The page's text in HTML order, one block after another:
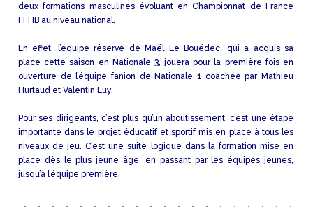
deux formations masculines évoluant en Championnat de France
FFHB au niveau national.
En effet, l’équipe réserve de Maël Le Bouëdec, qui a acquis sa
place cette saison en Nationale 3, jouera pour la première fois en
ouverture de l’équipe fanion de Nationale 1 coachée par Mathieu
Hurtaud et Valentin Luy.
Pour ses dirigeants, c’est plus qu’un aboutissement, c’est une étape
importante dans le projet éducatif et sportif mis en place à tous les
niveaux de jeu. C’est une suite logique dans la formation mise en
place dès le plus jeune âge, en passant par les équipes jeunes,
jusqu’à l’équipe première.